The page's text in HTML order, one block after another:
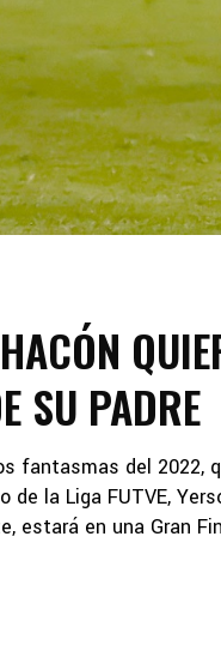
SU PADRE
fantasmas del
de la Liga FUTVE,
estará en una Gran